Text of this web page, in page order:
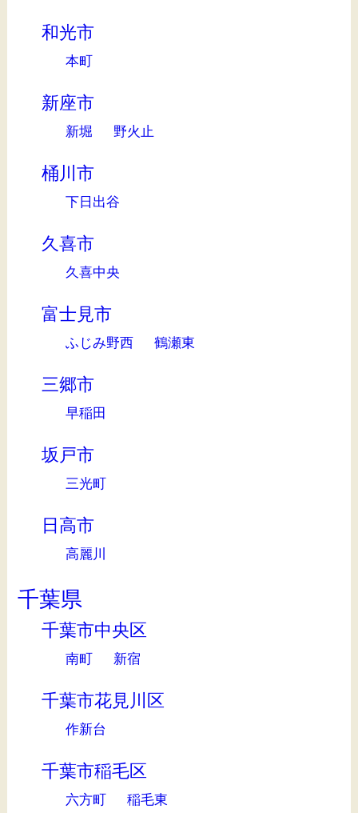
和光市
本町
新座市
新堀 野火止
桶川市
下日出谷
久喜市
久喜中央
富士見市
ふじみ野西 鶴瀬東
三郷市
早稲田
坂戸市
三光町
日高市
高麗川
千葉県
千葉市中央区
南町 新宿
千葉市花見川区
作新台
千葉市稲毛区
六方町 稲毛東